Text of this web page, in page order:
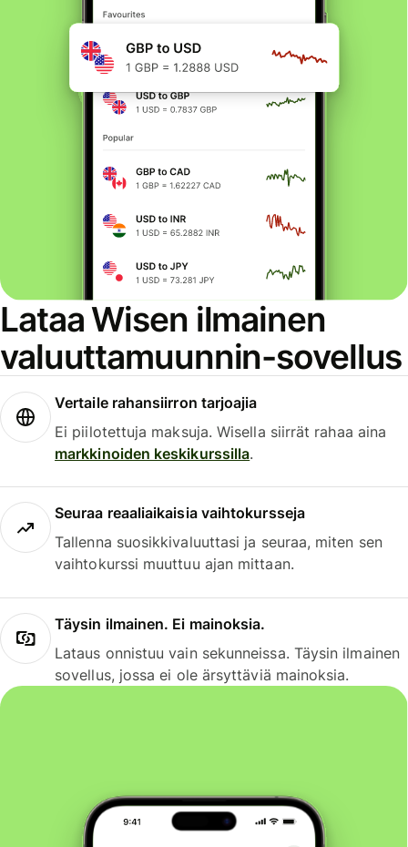
Lataa Wisen ilmainen
valuuttamuunnin-sovellus
Vertaile rahansiirron tarjoajia
Ei piilotettuja maksuja. Wisella siirrät rahaa aina
markkinoiden keskikurssilla.
Seuraa reaaliaikaisia vaihtokursseja
Tallenna suosikkivaluuttasi ja seuraa, miten sen
vaihtokurssi muuttuu ajan mittaan.
Täysin ilmainen. Ei mainoksia.
Lataus onnistuu vain sekunneissa. Täysin ilmainen
sovellus, jossa ei ole ärsyttäviä mainoksia.